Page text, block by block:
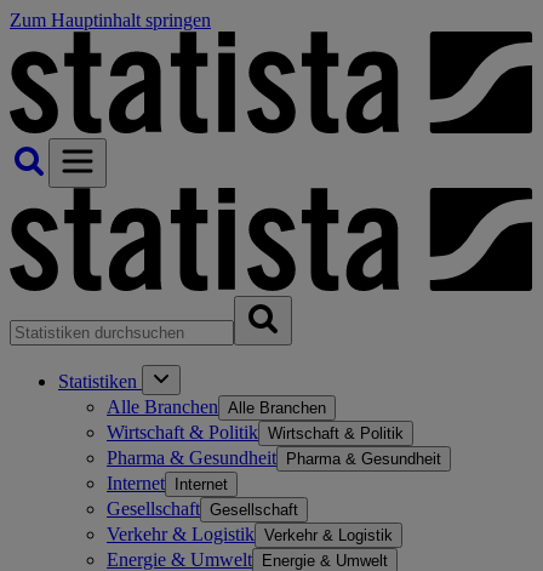
Zum Hauptinhalt springen
Statistiken
Alle Branchen Alle Branchen
Wirtschaft & Politik Wirtschaft & Politik
Pharma & Gesundheit Pharma & Gesundheit
Internet Internet
Gesellschaft Gesellschaft
Verkehr & Logistik Verkehr & Logistik
Energie & Umwelt Energie & Umwelt